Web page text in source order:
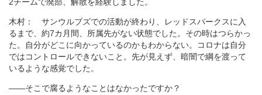
木村： サンウルブズでの活動が終わり、レッドスパークスに入
るまで、約7カ月間、所属先がない状態でした。その時はつらかっ
た。自分がどこに向かっているのかもわからない。コロナは自分
ではコントロールできないこと。先が見えず、暗闇で綱を渡って
いるような感覚でした。
――そこで腐るようなことはなかったですか？